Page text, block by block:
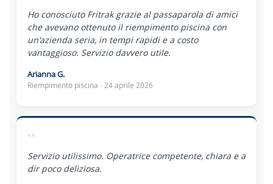
Ho conosciuto Fritrak grazie al passaparola di amici
che avevano ottenuto il riempimento piscina con
un'azienda seria, in tempi rapidi e a costo
vantaggioso. Servizio davvero utile.
Arianna G.
Riempimento piscina · 24 aprile 2026
“
Servizio utilissimo. Operatrice competente, chiara e a
dir poco deliziosa.